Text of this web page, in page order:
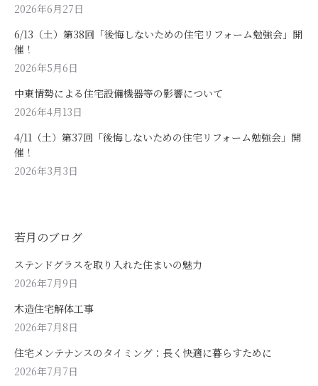
2026年6月27日
6/13（土）第38回「後悔しないための住宅リフォーム勉強会」開
催！
2026年5月6日
中東情勢による住宅設備機器等の影響について
2026年4月13日
4/11（土）第37回「後悔しないための住宅リフォーム勉強会」開
催！
2026年3月3日
若月のブログ
ステンドグラスを取り入れた住まいの魅力
2026年7月9日
木造住宅解体工事
2026年7月8日
住宅メンテナンスのタイミング：長く快適に暮らすために
2026年7月7日